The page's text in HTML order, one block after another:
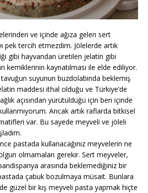
ve içinde ağıza gelen sert
pek tercih etmezdim. Jölelerde artık
gibi hayvandan üretilen jelatin gibi
kemiklerinin kaynatılması ile elde ediliyor.
tavuğun suyunun buzdolabında beklemiş
maddesi ithal olduğu ve Türkiye’de
açısından yürütüldüğü için ben içinde
Ancak artık raflarda bitkisel
var. Bu sayede meyveli ve jöleli
pastada kullanacağınız meyvelerin ne
olmamaları gerekir. Sert meyveler,
arasında beklemediğiniz bir
çabuk bozulmaya müsait. Bunlara
güzel bir kış meyveli pasta yapmak hiçte